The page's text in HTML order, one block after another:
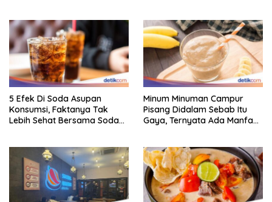
5 Efek Di Soda Asupan
Konsumsi, Faktanya Tak
Lebih Sehat Bersama Soda
Minum Minuman Campur
Pisang Didalam Sebab Itu
Gaya, Ternyata Ada Manfaat